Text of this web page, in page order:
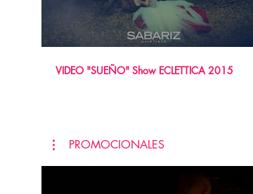
VIDEO "SUEÑO" Show ECLETTICA 2015
PROMOCIONALES